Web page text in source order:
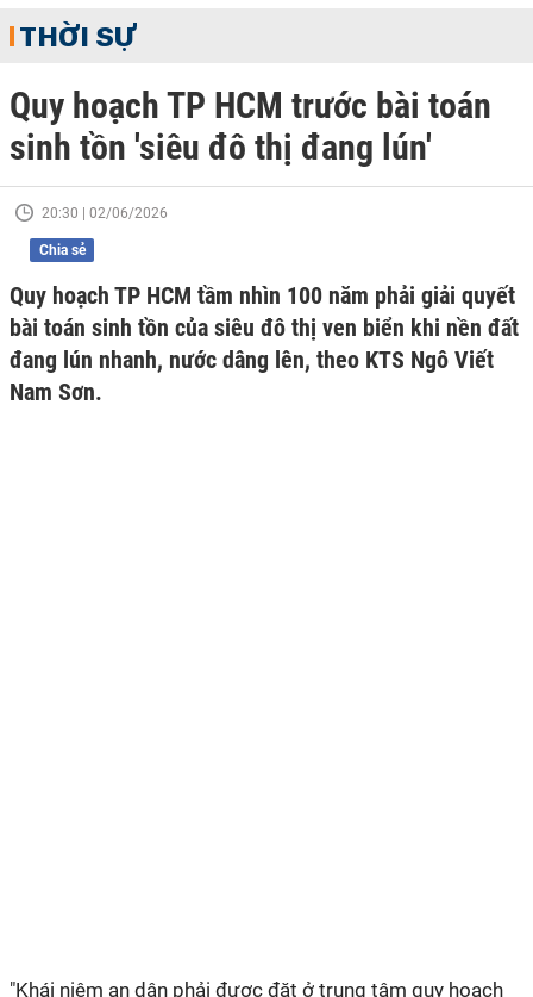
THỜI SỰ
Quy hoạch TP HCM trước bài toán
sinh tồn 'siêu đô thị đang lún'
20:30 | 02/06/2026
Chia sẻ
Quy hoạch TP HCM tầm nhìn 100 năm phải giải quyết
bài toán sinh tồn của siêu đô thị ven biển khi nền đất
đang lún nhanh, nước dâng lên, theo KTS Ngô Viết
Nam Sơn.
"Khái niệm an dân phải được đặt ở trung tâm quy hoạch